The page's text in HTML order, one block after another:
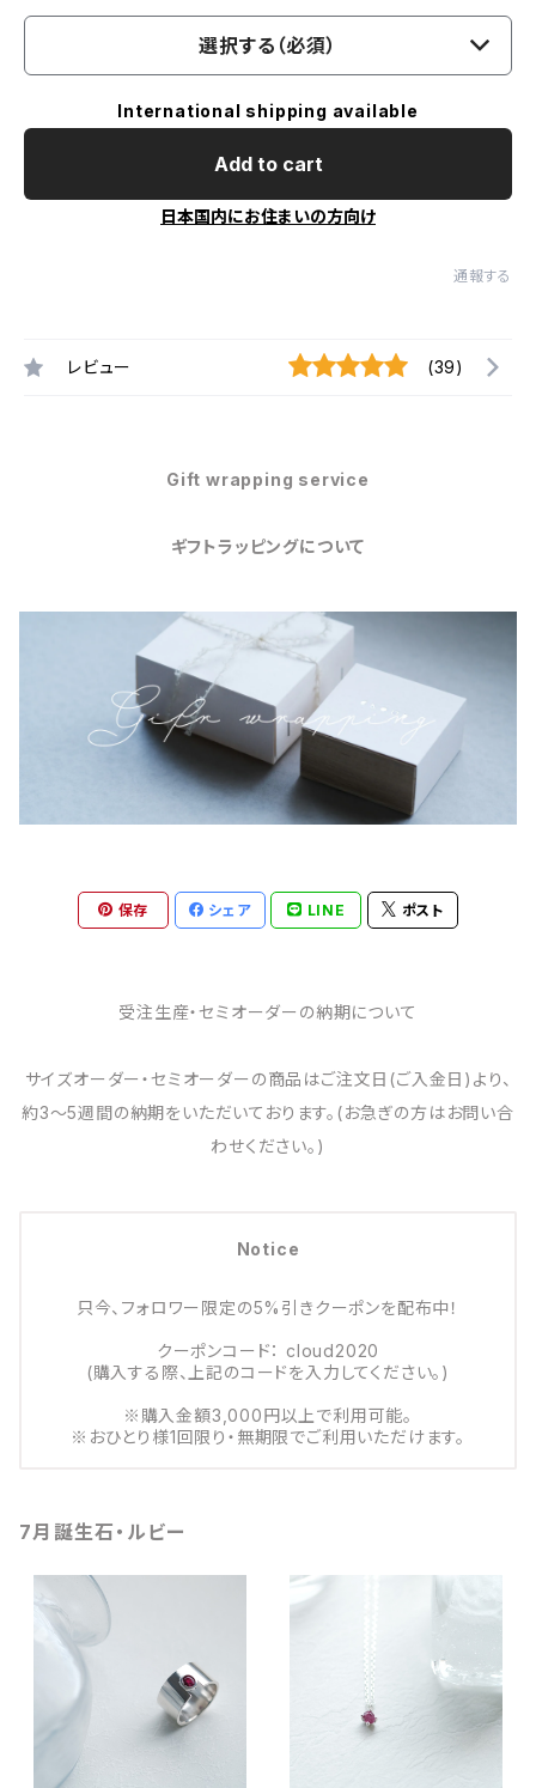
選択する（必須）
International shipping available
Add to cart
日本国内にお住まいの方向け
通報する
レビュー (39)
Gift wrapping service
ギフトラッピングについて
保存 シェア LINE ポスト
受注生産・セミオーダーの納期について
サイズオーダー・セミオーダーの商品はご注文日(ご入金日)より、
約3～5週間の納期をいただいております。(お急ぎの方はお問い合
わせください。)
Notice
只今、フォロワー限定の5%引きクーポンを配布中！
クーポンコード： cloud2020
(購入する際、上記のコードを入力してください。)
※購入金額3,000円以上で利用可能。
※おひとり様1回限り・無期限でご利用いただけます。
7月誕生石・ルビー